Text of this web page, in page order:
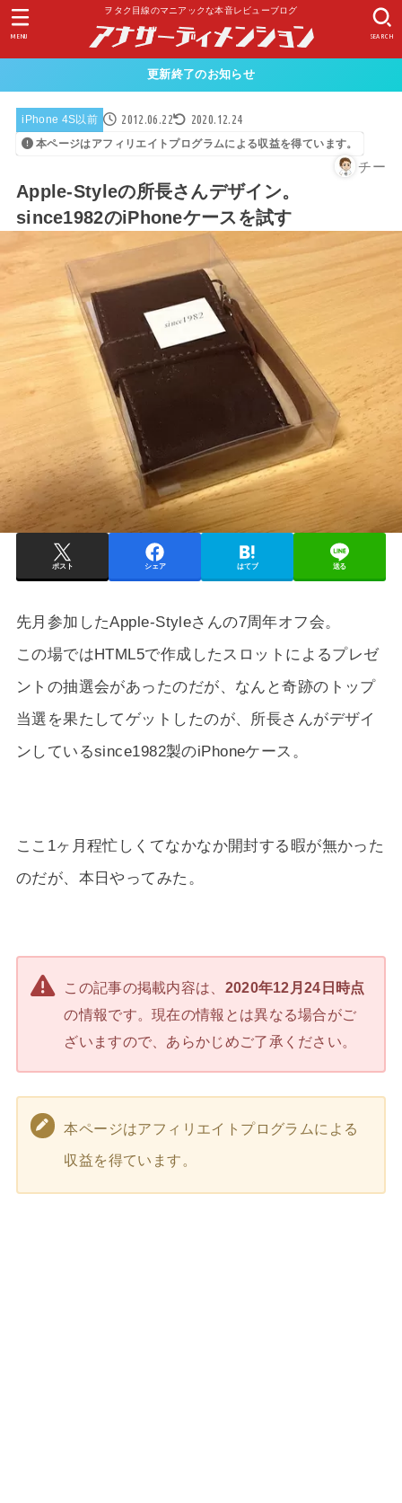
ヲタク目線のマニアックな本音レビューブログ
SEARCH
MENU
更新終了のお知らせ
iPhone 4S以前 2012.06.22 2020.12.24
本ページはアフィリエイトプログラムによる収益を得ています。
チー
Apple-Styleの所長さんデザイン。
since1982のiPhoneケースを試す
ポスト シェア はてブ 送る
先月参加したApple-Styleさんの7周年オフ会。
この場ではHTML5で作成したスロットによるプレゼ
ントの抽選会があったのだが、なんと奇跡のトップ
当選を果たしてゲットしたのが、所長さんがデザイ
ンしているsince1982製のiPhoneケース。
ここ1ヶ月程忙しくてなかなか開封する暇が無かった
のだが、本日やってみた。
この記事の掲載内容は、 2020年12月24日時点
の情報です。現在の情報とは異なる場合がご
ざいますので、あらかじめご了承ください。
本ページはアフィリエイトプログラムによる
収益を得ています。